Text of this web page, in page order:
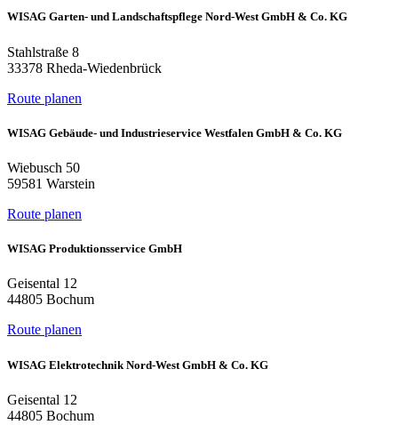
WISAG Garten- und Landschaftspflege Nord-West GmbH & Co. KG
Stahlstraße 8
33378 Rheda-Wiedenbrück
Route planen
WISAG Gebäude- und Industrieservice Westfalen GmbH & Co. KG
Wiebusch 50
59581 Warstein
Route planen
WISAG Produktionsservice GmbH
Geisental 12
44805 Bochum
Route planen
WISAG Elektrotechnik Nord-West GmbH & Co. KG
Geisental 12
44805 Bochum